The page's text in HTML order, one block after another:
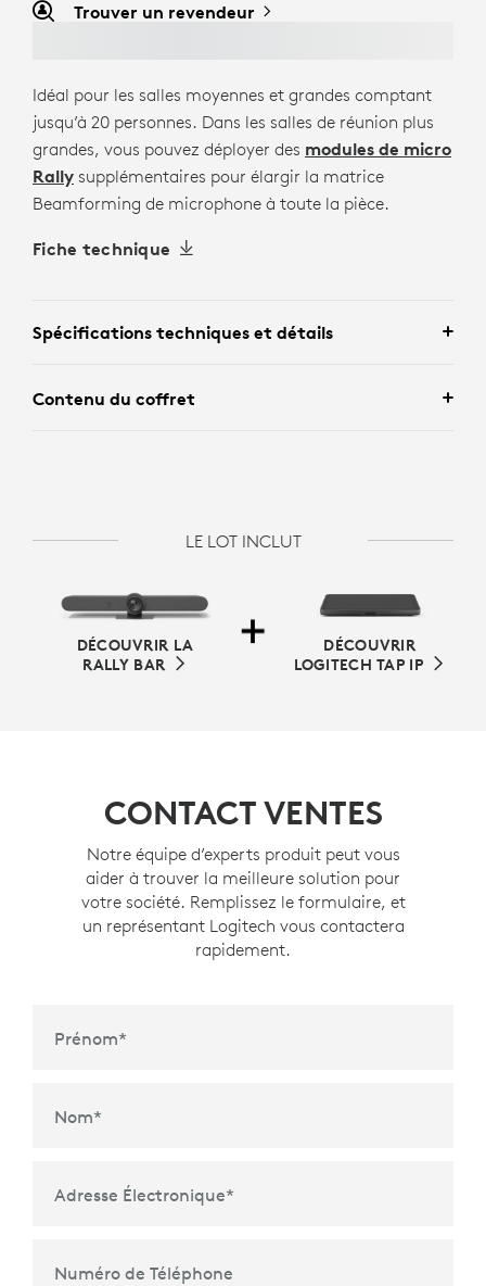
Trouver un revendeur
Idéal pour les salles moyennes et grandes comptant
jusqu’à 20 personnes. Dans les salles de réunion plus
grandes, vous pouvez déployer des modules de micro
Rally supplémentaires pour élargir la matrice
Beamforming de microphone à toute la pièce.
Fiche technique
Spécifications techniques et détails
Contenu du coffret
LE LOT INCLUT
DÉCOUVRIR LA
RALLY BAR
DÉCOUVRIR
LOGITECH TAP IP
CONTACT VENTES
Notre équipe d’experts produit peut vous
aider à trouver la meilleure solution pour
votre société. Remplissez le formulaire, et
un représentant Logitech vous contactera
rapidement.
Prénom*
Nom*
Adresse Électronique*
Numéro de Téléphone